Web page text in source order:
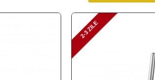
2-3 ZILE
2-3 ZILE